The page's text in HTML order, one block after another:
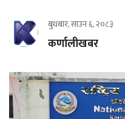
बुधबार, साउन ६, २०८३
कर्णालीखबर